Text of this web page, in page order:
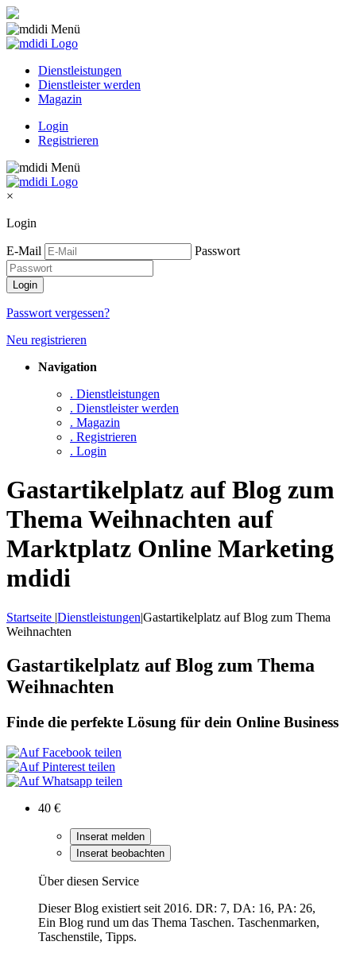
Dienstleistungen
Dienstleister werden
Magazin
Login
Registrieren
×
Login
E-Mail Passwort
Passwort vergessen?
Neu registrieren
Navigation
. Dienstleistungen
. Dienstleister werden
. Magazin
. Registrieren
. Login
Gastartikelplatz auf Blog zum
Thema Weihnachten auf
Marktplatz Online Marketing
mdidi
Startseite |Dienstleistungen|Gastartikelplatz auf Blog zum Thema
Weihnachten
Gastartikelplatz auf Blog zum Thema
Weihnachten
Finde die perfekte Lösung für dein Online Business
40 €
Inserat melden
Inserat beobachten
Über diesen Service
Dieser Blog existiert seit 2016. DR: 7, DA: 16, PA: 26,
Ein Blog rund um das Thema Taschen. Taschenmarken,
Taschenstile, Tipps.